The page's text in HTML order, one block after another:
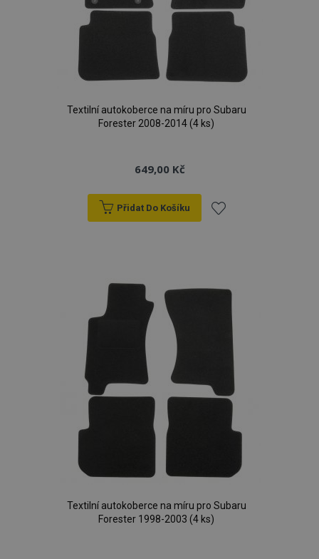
Textilní autokoberce na míru pro Subaru
Forester 2008-2014 (4 ks)
649,00 Kč
Přidat Do Košíku
oblíbeným
Textilní autokoberce na míru pro Subaru
Forester 1998-2003 (4 ks)